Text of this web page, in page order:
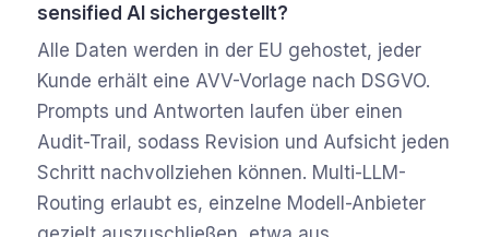
sensified AI sichergestellt?
Alle Daten werden in der EU gehostet, jeder
Kunde erhält eine AVV-Vorlage nach DSGVO.
Prompts und Antworten laufen über einen
Audit-Trail, sodass Revision und Aufsicht jeden
Schritt nachvollziehen können. Multi-LLM-
Routing erlaubt es, einzelne Modell-Anbieter